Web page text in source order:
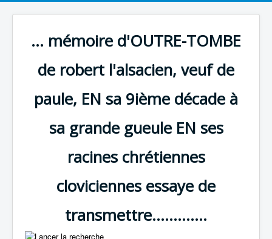
... mémoire d'OUTRE-TOMBE
de robert l'alsacien, veuf de
paule, EN sa 9ième décade à
sa grande gueule EN ses
racines chrétiennes
cloviciennes essaye de
transmettre.............